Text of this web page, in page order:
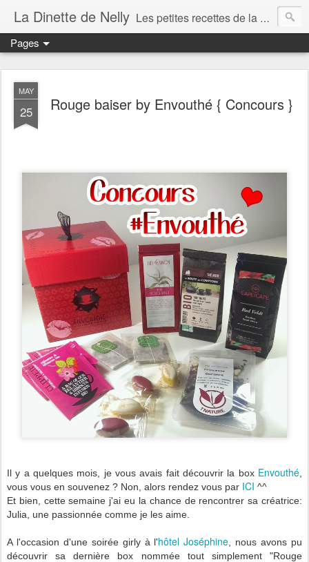
La Dinette de Nelly Les petites recettes de la dinette de Nelly. Des recettes simples, généreuses et gourmandes pour tous les jours c'est tout ça la dinette !
Pages
MAY
25 Rouge baiser by Envouthé { Concours }
Il y a quelques mois, je vous avais fait découvrir la box Envouthé
vous vous en souvenez ? Non, alors rendez vous par ICI ^^
Et bien, cette semaine j'ai eu la chance de rencontrer sa créatrice:
Julia, une passionnée comme je les aime.
A l'occasion d'une soirée girly à l'hôtel Joséphine , nous avons pu
découvrir sa dernière box nommée tout simplement "Rouge